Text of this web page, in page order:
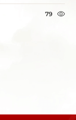
79